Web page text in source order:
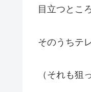
目立つとこ
そのうちテ
（それも狙